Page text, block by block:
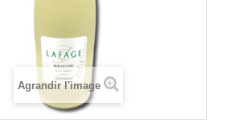
Agrandir l'image